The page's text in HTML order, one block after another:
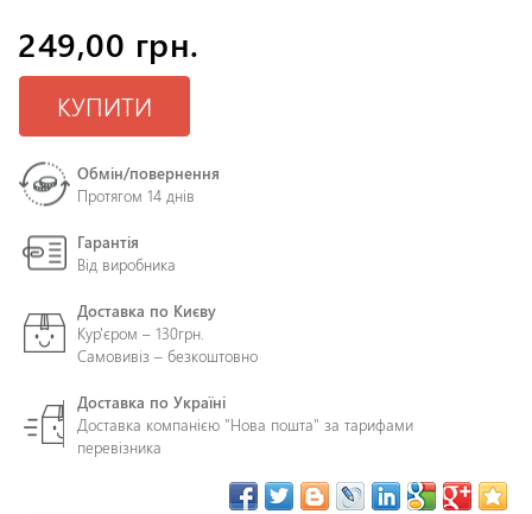
249,00 грн.
КУПИТИ
Обмін/повернення
Протягом 14 днів
Гарантія
Від виробника
Доставка по Києву
Кур'єром – 130грн.
Самовивіз – безкоштовно
Доставка по Україні
Доставка компанією "Нова пошта" за тарифами
перевізника